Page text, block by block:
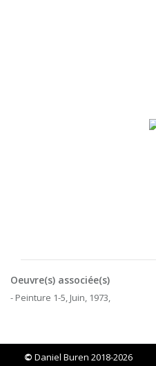
Oeuvre(s) associée(s)
- Peinture 1-5, Juin, 1973,
© Daniel Buren 2018-2026